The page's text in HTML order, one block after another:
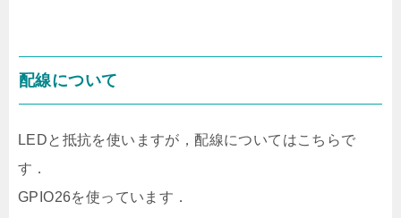
配線について
LEDと抵抗を使いますが，配線についてはこちらで
す．
GPIO26を使っています．